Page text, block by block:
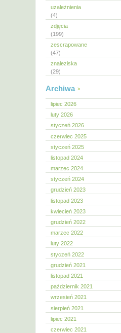
uzależnienia
(4)
zdjęcia
(199)
zescrapowane
(47)
znaleziska
(29)
Archiwa
lipiec 2026
luty 2026
styczeń 2026
czerwiec 2025
styczeń 2025
listopad 2024
marzec 2024
styczeń 2024
grudzień 2023
listopad 2023
kwiecień 2023
grudzień 2022
marzec 2022
luty 2022
styczeń 2022
grudzień 2021
listopad 2021
październik 2021
wrzesień 2021
sierpień 2021
lipiec 2021
czerwiec 2021